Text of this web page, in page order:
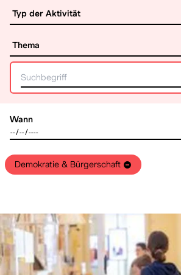
Wann
Demokratie & Bürgerschaft